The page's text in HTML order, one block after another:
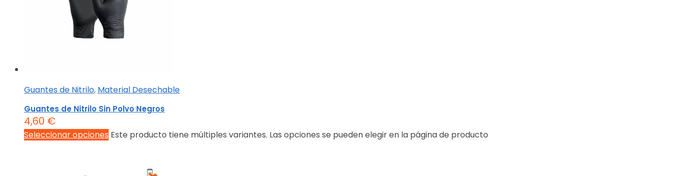
Guantes de Nitrilo, Material Desechable
Guantes de Nitrilo Sin Polvo Negros
4,60 €
Seleccionar opciones Este producto tiene múltiples variantes. Las opciones se pueden elegir en la página de producto